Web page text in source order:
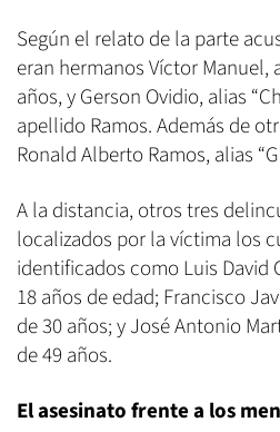
Según el relato de la parte
eran hermanos Víctor Manuel,
años, y Gerson Ovidio, alias
apellido Ramos. Además de
Ronald Alberto Ramos, alias
A la distancia, otros tres
localizados por la víctima los
identificados como Luis David
18 años de edad; Francisco
de 30 años; y José Antonio
de 49 años.
El asesinato frente a los